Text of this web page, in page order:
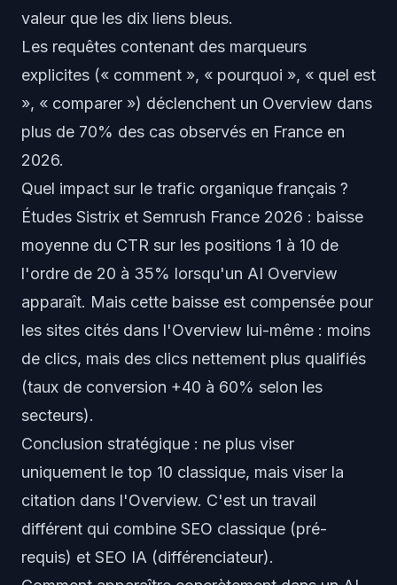
valeur que les dix liens bleus.
Les requêtes contenant des marqueurs
explicites (« comment », « pourquoi », « quel est
», « comparer ») déclenchent un Overview dans
plus de 70% des cas observés en France en
2026.
Quel impact sur le trafic organique français ?
Études Sistrix et Semrush France 2026 : baisse
moyenne du CTR sur les positions 1 à 10 de
l'ordre de 20 à 35% lorsqu'un AI Overview
apparaît. Mais cette baisse est compensée pour
les sites cités dans l'Overview lui-même : moins
de clics, mais des clics nettement plus qualifiés
(taux de conversion +40 à 60% selon les
secteurs).
Conclusion stratégique : ne plus viser
uniquement le top 10 classique, mais viser la
citation dans l'Overview. C'est un travail
différent qui combine SEO classique (pré-
requis) et SEO IA (différenciateur).